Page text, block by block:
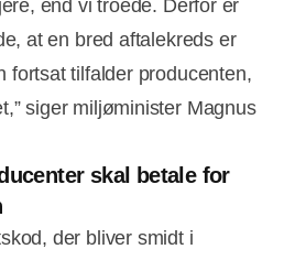
end vi troede. Derfor er
at en bred aftalekreds er
fortsat tilfalder producenten,
siger miljøminister Magnus
skal betale for
der bliver smidt i